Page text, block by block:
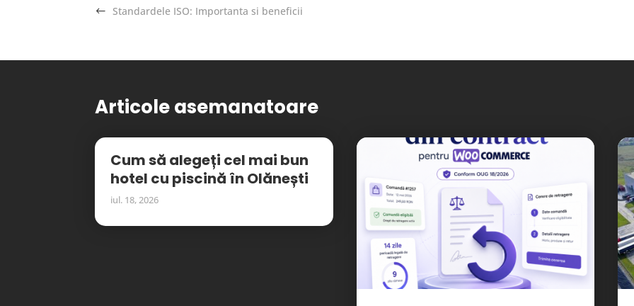
Standardele ISO: Importanta si beneficii
Articole asemanatoare
Cum să alegeți cel mai bun
hotel cu piscină în Olănești
iul. 18, 2026